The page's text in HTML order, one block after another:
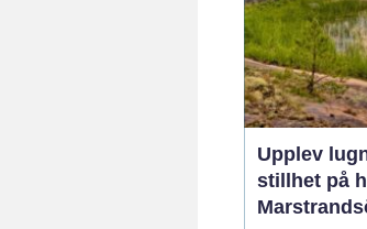
Upplev
stillhet på